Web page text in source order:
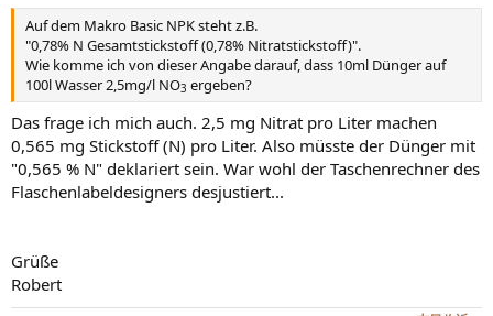
Auf dem Makro Basic NPK steht z.B.
"0,78% N Gesamtstickstoff (0,78% Nitratstickstoff)".
Wie komme ich von dieser Angabe darauf, dass 10ml Dünger auf
100l Wasser 2,5mg/l NO3 ergeben?
Das frage ich mich auch. 2,5 mg Nitrat pro Liter machen
0,565 mg Stickstoff (N) pro Liter. Also müsste der Dünger mit
"0,565 % N" deklariert sein. War wohl der Taschenrechner des
Flaschenlabeldesigners desjustiert...
Grüße
Robert